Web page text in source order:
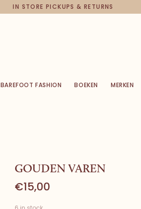
IN STORE PICKUPS & RETURNS
BAREFOOT FASHION BOEKEN MERKEN
GOUDEN VAREN
€15,00